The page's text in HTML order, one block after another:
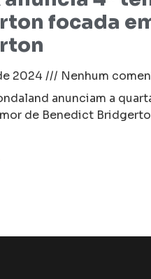
focada
2024
Nenhum
anunciam a
de Benedict